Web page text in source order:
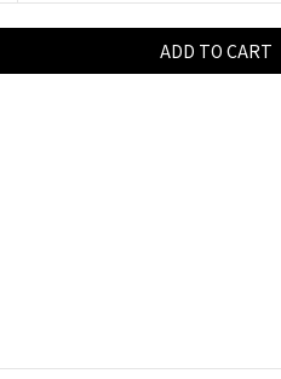
ADD TO CART